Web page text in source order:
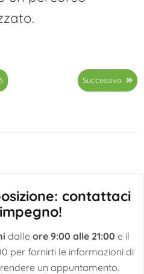
Successivo
contattaci
dalle ore 9:00 alle 21:00 e il
per fornirti le informazioni di
un appuntamento.